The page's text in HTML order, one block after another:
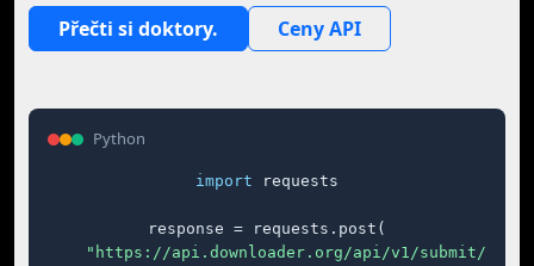
Přečti si doktory. Ceny API
Python
import requests
response = requests.post(
"https://api.downloader.org/api/v1/submit/"